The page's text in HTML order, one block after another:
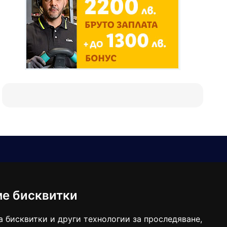
бисквитки
бисквитки и други технологии за проследяване,
balgarkanews@gmail.com